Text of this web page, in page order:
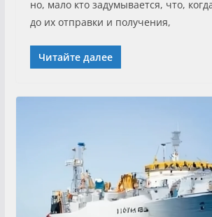
но, мало кто задумывается, что,
до их отправки и получения,
Читайте далее